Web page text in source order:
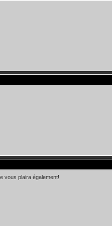
vous plaira également!